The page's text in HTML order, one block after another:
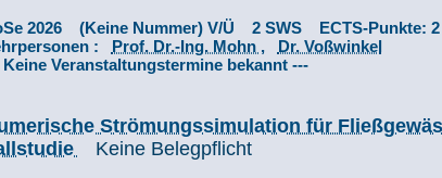
2026 (Keine Nummer) V/Ü 2 SWS ECTS-Punkte:
: Prof. Dr.-Ing. Mohn , Dr. Voßwinkel
Keine Veranstaltungstermine bekannt ---
Strömungssimulation für
Keine Belegpflicht